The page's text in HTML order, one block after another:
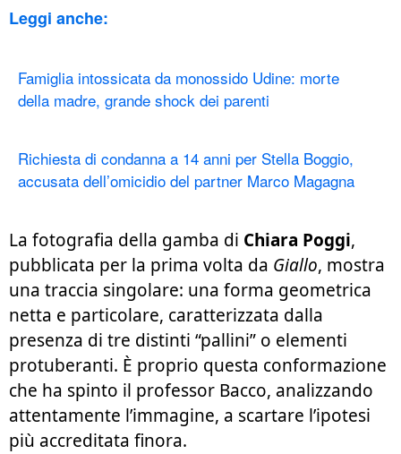
Leggi anche:
Famiglia intossicata da monossido Udine: morte
della madre, grande shock dei parenti
Richiesta di condanna a 14 anni per Stella Boggio,
accusata dell’omicidio del partner Marco Magagna
La fotografia della gamba di Chiara Poggi,
pubblicata per la prima volta da Giallo, mostra
una traccia singolare: una forma geometrica
netta e particolare, caratterizzata dalla
presenza di tre distinti “pallini” o elementi
protuberanti. È proprio questa conformazione
che ha spinto il professor Bacco, analizzando
attentamente l’immagine, a scartare l’ipotesi
più accreditata finora.